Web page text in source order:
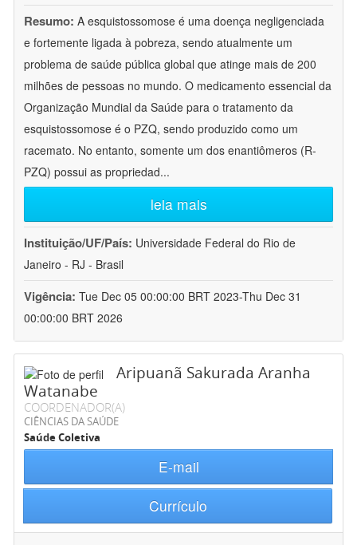
Resumo: A esquistossomose é uma doença negligenciada
e fortemente ligada à pobreza, sendo atualmente um
problema de saúde pública global que atinge mais de 200
milhões de pessoas no mundo. O medicamento essencial da
Organização Mundial da Saúde para o tratamento da
esquistossomose é o PZQ, sendo produzido como um
racemato. No entanto, somente um dos enantiômeros (R-
PZQ) possui as propriedad...
leia mais
Instituição/UF/País: Universidade Federal do Rio de
Janeiro - RJ - Brasil
Vigência: Tue Dec 05 00:00:00 BRT 2023-Thu Dec 31
00:00:00 BRT 2026
Aripuanã Sakurada Aranha
Watanabe
COORDENADOR(A)
CIÊNCIAS DA SAÚDE
Saúde Coletiva
E-mail
Currículo